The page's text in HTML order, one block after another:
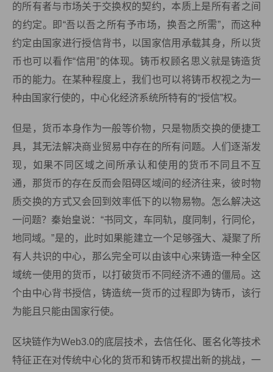
的所有者与市场关于交换权的契约，本质上是所有者之间
的约定。即“吾以吾之所有予市场，换吾之所需”，而这种
约定由国家进行授信背书，以国家信用承载其身，所以货
币也可以看作“信用”的体现。铸币权顾名思义就是铸造货
币的能力。在某种程度上，我们也可以将铸币权视之为一
种由国家行使的，中心化经济系统所特有的“授信”权。
但是，货币本身作为一般等价物，只是物质交换的便捷工
具，其无法解决商业贸易中存在的所有问题。人们逐渐发
现，如果不同区域之间所承认和使用的货币不同且不互
通，那货币的存在反而会阻碍区域间的经济往来，彼时物
质交换的方式又会回到效率低下的以物易物。怎么解决这
一问题？秦始皇说：“书同文，车同轨，度同制，行同伦，
地同域。”是的，此时如果能建立一个足够强大、凝聚了所
有人共识的中心，那么完全可以由该中心来铸造一种全区
域统一使用的货币，以打破货币不同经济不通的僵局。这
个由中心背书授信，铸造统一货币的过程即为铸币，该行
为能且只能由国家行使。
区块链作为Web3.0的底层技术，去信任化、匿名化等技术
特征正在对传统中心化的货币和铸币权提出新的挑战，一